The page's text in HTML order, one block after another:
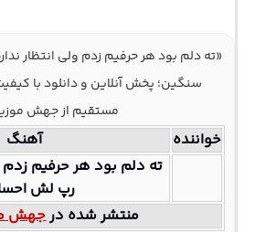
«ته دلم بود هر حرفیم زدم ولی انتظار
مستقیم از جهش
خواننده
آهنگ
ته دلم بود هر حرفیم زدم
رپ لش
منتشر شده درجهش